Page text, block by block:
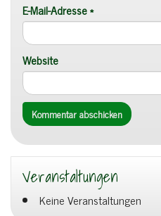
E-Mail-Adresse*
Website
Veranstaltungen
Keine Veranstaltungen